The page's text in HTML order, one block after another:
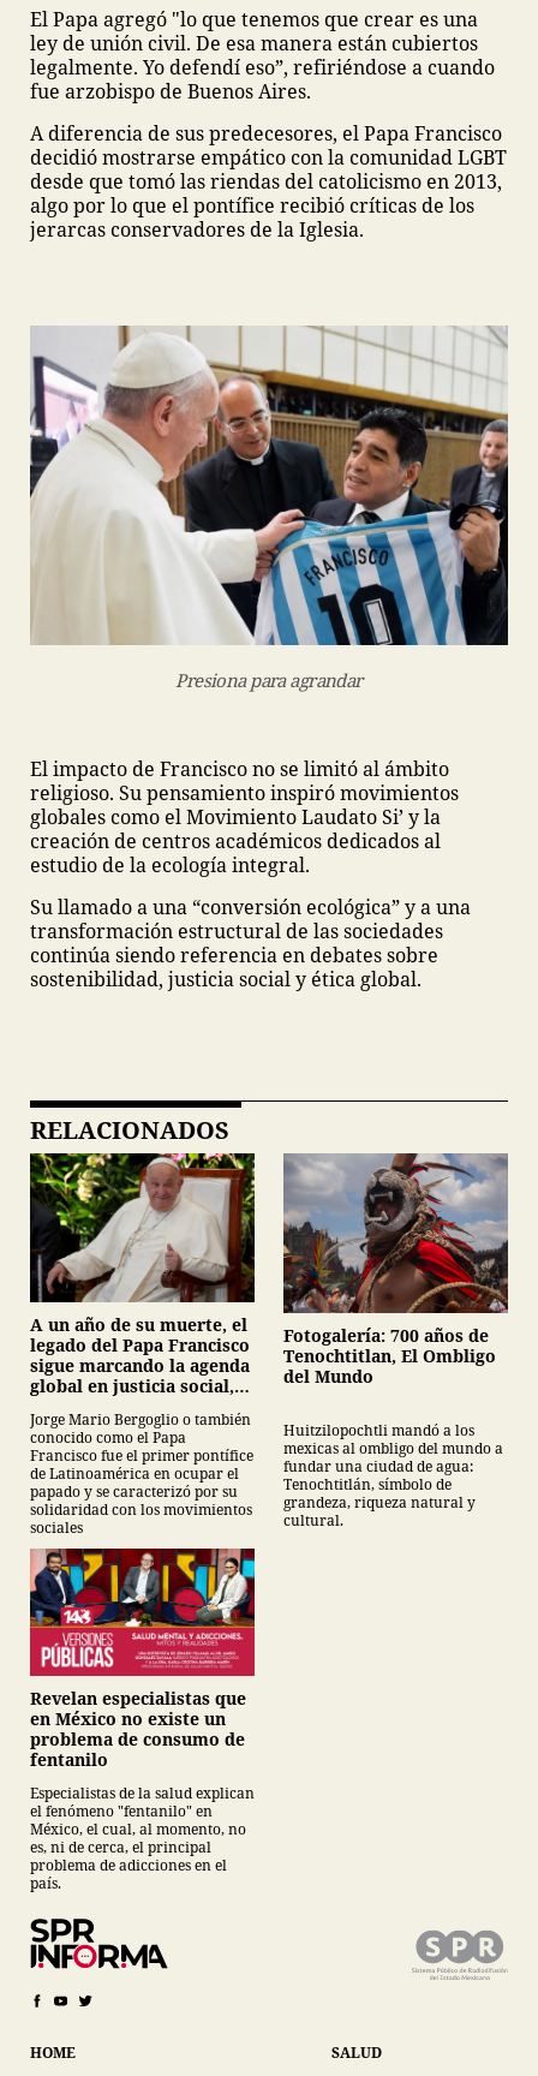
El Papa agregó "lo que tenemos que crear es una
ley de unión civil. De esa manera están cubiertos
legalmente. Yo defendí eso”, refiriéndose a cuando
fue arzobispo de Buenos Aires.
A diferencia de sus predecesores, el Papa Francisco
decidió mostrarse empático con la comunidad LGBT
desde que tomó las riendas del catolicismo en 2013,
algo por lo que el pontífice recibió críticas de los
jerarcas conservadores de la Iglesia.
Presiona para agrandar
El impacto de Francisco no se limitó al ámbito
religioso. Su pensamiento inspiró movimientos
globales como el Movimiento Laudato Si’ y la
creación de centros académicos dedicados al
estudio de la ecología integral.
Su llamado a una “conversión ecológica” y a una
transformación estructural de las sociedades
continúa siendo referencia en debates sobre
sostenibilidad, justicia social y ética global.
RELACIONADOS
A un año de su muerte, el
legado del Papa Francisco
sigue marcando la agenda
global en justicia social,
inclusión
Jorge Mario Bergoglio o también
conocido como el Papa
Francisco fue el primer pontífice
de Latinoamérica en ocupar el
papado y se caracterizó por su
solidaridad con los movimientos
sociales
Fotogalería: 700 años de
Tenochtitlan, El Ombligo
del Mundo
Huitzilopochtli mandó a los
mexicas al ombligo del mundo a
fundar una ciudad de agua:
Tenochtitlán, símbolo de
grandeza, riqueza natural y
cultural.
Revelan especialistas que
en México no existe un
problema de consumo de
fentanilo
Especialistas de la salud explican
el fenómeno "fentanilo" en
México, el cual, al momento, no
es, ni de cerca, el principal
problema de adicciones en el
país.
HOME
SALUD